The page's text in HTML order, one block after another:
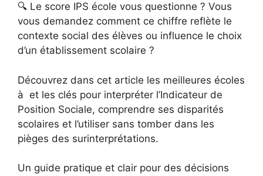
🔍 Le score IPS école vous questionne ? Vous
vous demandez comment ce chiffre reflète le
contexte social des élèves ou influence le choix
d’un établissement scolaire ?
Découvrez dans cet article les meilleures écoles
à et les clés pour interpréter l’Indicateur de
Position Sociale, comprendre ses disparités
scolaires et l’utiliser sans tomber dans les
pièges des surinterprétations.
Un guide pratique et clair pour des décisions